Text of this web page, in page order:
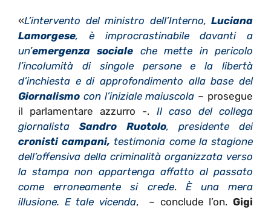
«L’intervento del ministro dell’Interno, Luciana
Lamorgese, è improcrastinabile davanti a
un’emergenza sociale che mette in pericolo
l’incolumità di singole persone e la libertà
d’inchiesta e di approfondimento alla base del
Giornalismo con l’iniziale maiuscola – prosegue
il parlamentare azzurro -. Il caso del collega
giornalista Sandro Ruotolo, presidente dei
cronisti campani, testimonia come la stagione
dell’offensiva della criminalità organizzata verso
la stampa non appartenga affatto al passato
come erroneamente si crede.È una mera
illusione. E tale vicenda, – conclude l’on. Gigi